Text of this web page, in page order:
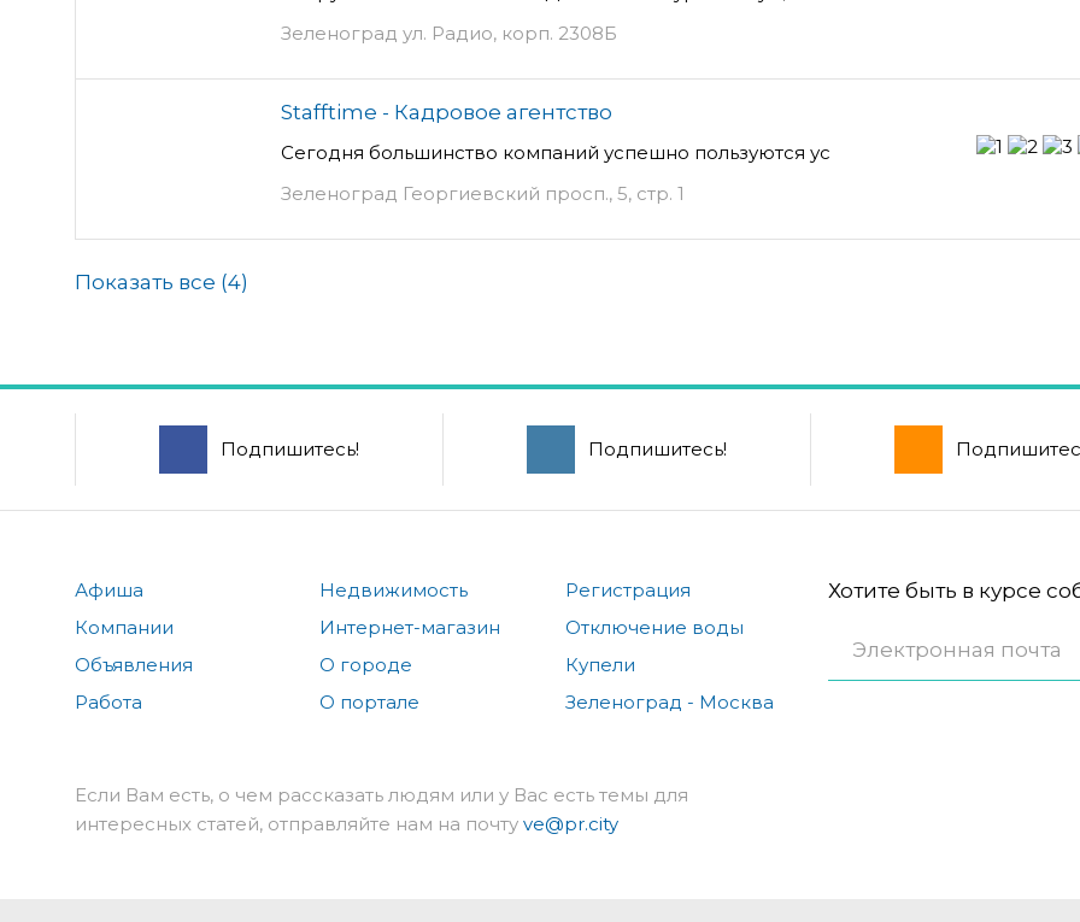
Зеленоград ул. Радио, корп. 2308Б
Stafftime - Кадровое агентство
Сегодня большинство компаний успешно пользуются ус
Зеленоград Георгиевский просп., 5, стр. 1
Показать все (4)
Подпишитесь! Подпишитесь!
Афиша
Компании
Объявления
Работа
Недвижимость
Интернет-магазин
О городе
О портале
Регистрация
Отключение воды
Купели
Зеленоград - Москва
Хотите быть в курсе
Если Вам есть, о чем рассказать людям или у Вас есть темы для
интересных статей, отправляйте нам на почту ve@pr.city